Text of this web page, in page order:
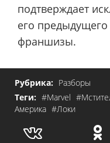
подтверждает
его
франшизы.
Рубрика: Разборы
Теги: #Marvel
Америка #Локи